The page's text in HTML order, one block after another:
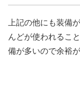
上記の他にも装備
んどが使われるこ
備が多いので余裕